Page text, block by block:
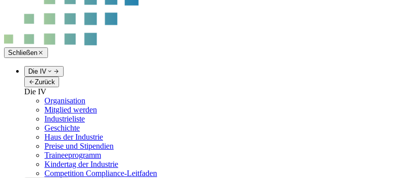
Schließen
Die IV
Zurück
Die IV
Organisation
Mitglied werden
Industrieliste
Geschichte
Haus der Industrie
Preise und Stipendien
Traineeprogramm
Kindertag der Industrie
Competition Compliance-Leitfaden